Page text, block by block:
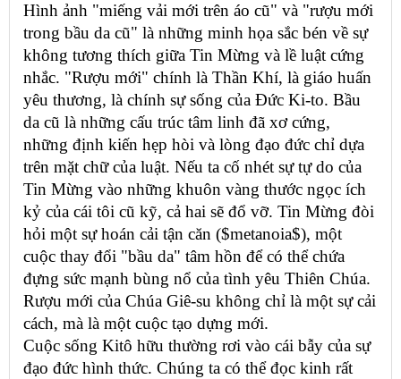
Hình ảnh "miếng vải mới trên áo cũ" và "rượu mới
trong bầu da cũ" là những minh họa sắc bén về sự
không tương thích giữa Tin Mừng và lề luật cứng
nhắc. "Rượu mới" chính là Thần Khí, là giáo huấn
yêu thương, là chính sự sống của Đức Ki-to. Bầu
da cũ là những cấu trúc tâm linh đã xơ cứng,
những định kiến hẹp hòi và lòng đạo đức chỉ dựa
trên mặt chữ của luật. Nếu ta cố nhét sự tự do của
Tin Mừng vào những khuôn vàng thước ngọc ích
kỷ của cái tôi cũ kỹ, cả hai sẽ đổ vỡ. Tin Mừng đòi
hỏi một sự hoán cải tận căn ($metanoia$), một
cuộc thay đổi "bầu da" tâm hồn để có thể chứa
đựng sức mạnh bùng nổ của tình yêu Thiên Chúa.
Rượu mới của Chúa Giê-su không chỉ là một sự cải
cách, mà là một cuộc tạo dựng mới.
Cuộc sống Kitô hữu thường rơi vào cái bẫy của sự
đạo đức hình thức. Chúng ta có thể đọc kinh rất